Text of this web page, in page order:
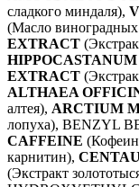
сладкого миндаля),
(Масло виноградных
EXTRACT
EXTRACT
ALTHAEA
алтея), ARCTIUM
лопуха), BENZYL
CAFFEINE
карнитин),
(Экстракт